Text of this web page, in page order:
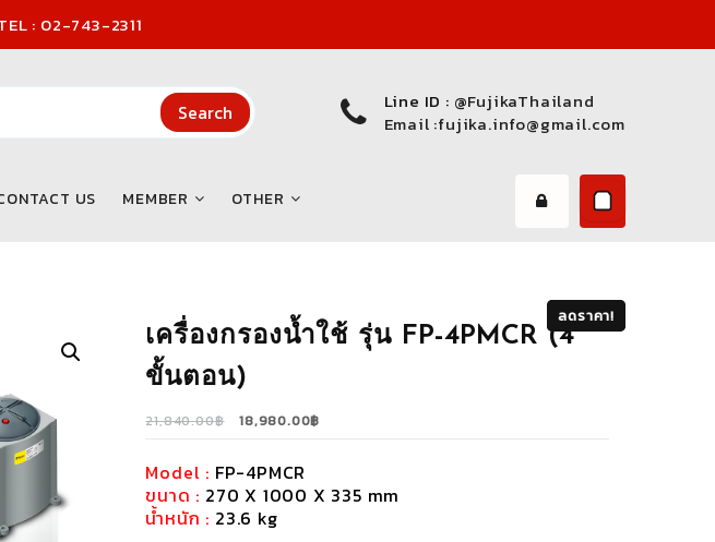
: 02-743-2311
Search Line ID : @FujikaThailand
Email :fujika.info@gmail.com
US MEMBER OTHER
ลดราคา!
เครื่องกรองน้ำใช้ รุ่น FP-4PMCR (4
ขั้นตอน)
21,840.00฿
Original
was:
21,840.00฿.
18,980.00฿
18,980.00฿.
Model : FP-4PMCR
ขนาด : 270 X 1000 X 335 mm
น้ำหนัก : 23.6 kg
ลดราคา!